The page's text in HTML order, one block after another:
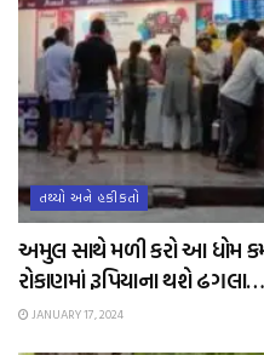
તથ્યો અને હકીકતો
અમુલ સાથે મળી કરો આ ધોમ
રોકાણમાં રૂપિયાના થશે
JANUARY 17, 2024